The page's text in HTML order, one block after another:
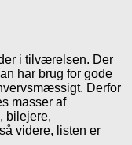
i tilværelsen. Der
har brug for gode
Derfor
masser af
bilejere,
videre, listen er